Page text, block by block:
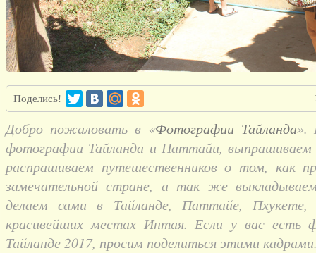
Поделись!
Добро пожаловать в «Фотографии Тайланда».
фотографии Тайланда и Паттайи, выпрашиваем
распрашиваем путешественников о том, как
замечательной стране, а так же
делаем сами в Тайланде, Паттайе,
красивейших местах Интая. Если у вас есть
Тайланде 2017, просим поделиться этими